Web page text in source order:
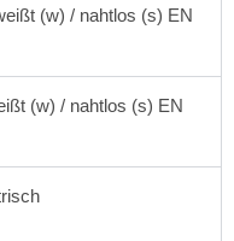
(w) / nahtlos (s) EN
(w) / nahtlos (s) EN